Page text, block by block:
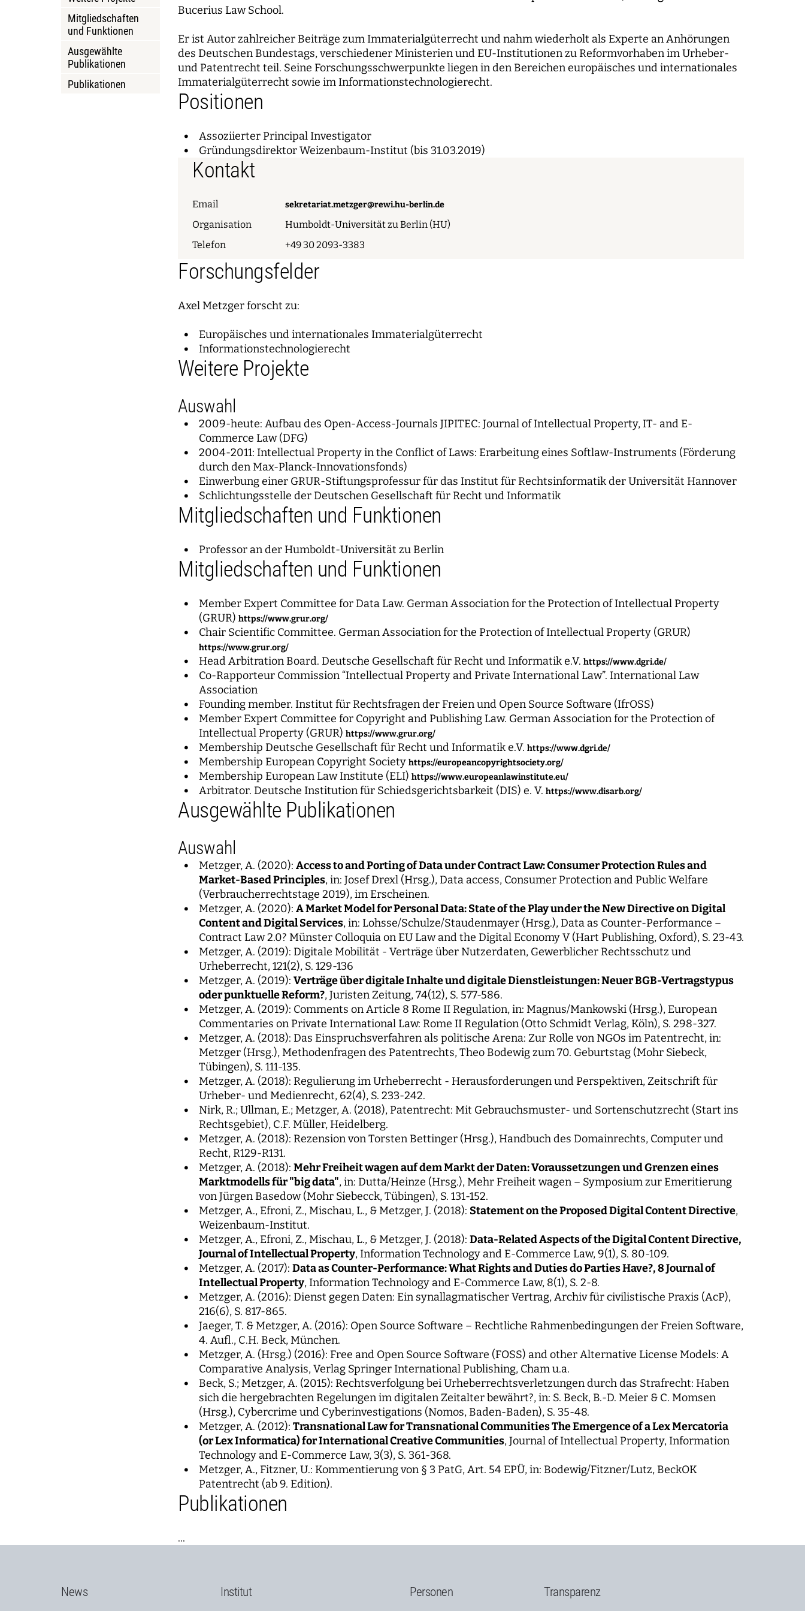
Mitgliedschaften
und Funktionen
Ausgewählte
Publikationen
Publikationen
Bucerius Law School.
Er ist Autor zahlreicher Beiträge zum Immaterialgüterrecht und nahm wiederholt als Experte an Anhörungen
des Deutschen Bundestags, verschiedener Ministerien und EU-Institutionen zu Reformvorhaben im Urheber-
und Patentrecht teil. Seine Forschungsschwerpunkte liegen in den Bereichen europäisches und internationales
Immaterialgüterrecht sowie im Informationstechnologierecht.
Positionen
Assoziierter Principal Investigator
Gründungsdirektor Weizenbaum-Institut (bis 31.03.2019)
Kontakt
Email sekretariat.metzger@rewi.hu-berlin.de
Organisation
Humboldt-Universität zu Berlin (HU)
Telefon
+49 30 2093-3383
Forschungsfelder
Axel Metzger forscht zu:
Europäisches und internationales Immaterialgüterrecht
Informationstechnologierecht
Weitere Projekte
Auswahl
2009-heute: Aufbau des Open-Access-Journals JIPITEC: Journal of Intellectual Property, IT- and E-
Commerce Law (DFG)
2004-2011: Intellectual Property in the Conflict of Laws: Erarbeitung eines Softlaw-Instruments (Förderung
durch den Max-Planck-Innovationsfonds)
Einwerbung einer GRUR-Stiftungsprofessur für das Institut für Rechtsinformatik der Universität Hannover
Schlichtungsstelle der Deutschen Gesellschaft für Recht und Informatik
Mitgliedschaften und Funktionen
Professor an der Humboldt-Universität zu Berlin
Mitgliedschaften und Funktionen
Member Expert Committee for Data Law. German Association for the Protection of Intellectual Property
(GRUR) https://www.grur.org/
Chair Scientific Committee. German Association for the Protection of Intellectual Property (GRUR)
https://www.grur.org/
Head Arbitration Board. Deutsche Gesellschaft für Recht und Informatik e.V. https://www.dgri.de/
Co-Rapporteur Commission “Intellectual Property and Private International Law”. International Law
Association
Founding member. Institut für Rechtsfragen der Freien und Open Source Software (IfrOSS)
Member Expert Committee for Copyright and Publishing Law. German Association for the Protection of
Intellectual Property (GRUR) https://www.grur.org/
Membership Deutsche Gesellschaft für Recht und Informatik e.V. https://www.dgri.de/
Membership European Copyright Society https://europeancopyrightsociety.org/
Membership European Law Institute (ELI) https://www.europeanlawinstitute.eu/
Arbitrator. Deutsche Institution für Schiedsgerichtsbarkeit (DIS) e. V. https://www.disarb.org/
Ausgewählte Publikationen
Auswahl
Metzger, A. (2020): Access to and Porting of Data under Contract Law: Consumer Protection Rules and
Market-Based Principles, in: Josef Drexl (Hrsg.), Data access, Consumer Protection and Public Welfare
(Verbraucherrechtstage 2019), im Erscheinen.
Metzger, A. (2020): A Market Model for Personal Data: State of the Play under the New Directive on Digital
Content and Digital Services, in: Lohsse/Schulze/Staudenmayer (Hrsg.), Data as Counter-Performance –
Contract Law 2.0? Münster Colloquia on EU Law and the Digital Economy V (Hart Publishing, Oxford), S. 23-43.
Metzger, A. (2019): Digitale Mobilität - Verträge über Nutzerdaten, Gewerblicher Rechtsschutz und
Urheberrecht, 121(2), S. 129-136
Metzger, A. (2019): Verträge über digitale Inhalte und digitale Dienstleistungen: Neuer BGB-Vertragstypus
oder punktuelle Reform?, Juristen Zeitung, 74(12), S. 577-586.
Metzger, A. (2019): Comments on Article 8 Rome II Regulation, in: Magnus/Mankowski (Hrsg.), European
Commentaries on Private International Law: Rome II Regulation (Otto Schmidt Verlag, Köln), S. 298-327.
Metzger, A. (2018): Das Einspruchsverfahren als politische Arena: Zur Rolle von NGOs im Patentrecht, in:
Metzger (Hrsg.), Methodenfragen des Patentrechts, Theo Bodewig zum 70. Geburtstag (Mohr Siebeck,
Tübingen), S. 111-135.
Metzger, A. (2018): Regulierung im Urheberrecht - Herausforderungen und Perspektiven, Zeitschrift für
Urheber- und Medienrecht, 62(4), S. 233-242.
Nirk, R.; Ullman, E.; Metzger, A. (2018), Patentrecht: Mit Gebrauchsmuster- und Sortenschutzrecht (Start ins
Rechtsgebiet), C.F. Müller, Heidelberg.
Metzger, A. (2018): Rezension von Torsten Bettinger (Hrsg.), Handbuch des Domainrechts, Computer und
Recht, R129-R131.
Metzger, A. (2018): Mehr Freiheit wagen auf dem Markt der Daten: Voraussetzungen und Grenzen eines
Marktmodells für "big data", in: Dutta/Heinze (Hrsg.), Mehr Freiheit wagen – Symposium zur Emeritierung
von Jürgen Basedow (Mohr Siebecck, Tübingen), S. 131-152.
Metzger, A., Efroni, Z., Mischau, L., & Metzger, J. (2018): Statement on the Proposed Digital Content Directive,
Weizenbaum-Institut.
Metzger, A., Efroni, Z., Mischau, L., & Metzger, J. (2018): Data-Related Aspects of the Digital Content Directive,
Journal of Intellectual Property, Information Technology and E-Commerce Law, 9(1), S. 80-109.
Metzger, A. (2017): Data as Counter-Performance: What Rights and Duties do Parties Have?, 8 Journal of
Intellectual Property, Information Technology and E-Commerce Law, 8(1), S. 2-8.
Metzger, A. (2016): Dienst gegen Daten: Ein synallagmatischer Vertrag, Archiv für civilistische Praxis (AcP),
216(6), S. 817-865.
Jaeger, T. & Metzger, A. (2016): Open Source Software – Rechtliche Rahmenbedingungen der Freien Software,
4. Aufl., C.H. Beck, München.
Metzger, A. (Hrsg.) (2016): Free and Open Source Software (FOSS) and other Alternative License Models: A
Comparative Analysis, Verlag Springer International Publishing, Cham u.a.
Beck, S.; Metzger, A. (2015): Rechtsverfolgung bei Urheberrechtsverletzungen durch das Strafrecht: Haben
sich die hergebrachten Regelungen im digitalen Zeitalter bewährt?, in: S. Beck, B.-D. Meier & C. Momsen
(Hrsg.), Cybercrime und Cyberinvestigations (Nomos, Baden-Baden), S. 35-48.
Metzger, A. (2012): Transnational Law for Transnational Communities The Emergence of a Lex Mercatoria
(or Lex Informatica) for International Creative Communities, Journal of Intellectual Property, Information
Technology and E-Commerce Law, 3(3), S. 361-368.
Metzger, A., Fitzner, U.: Kommentierung von § 3 PatG, Art. 54 EPÜ, in: Bodewig/Fitzner/Lutz, BeckOK
Patentrecht (ab 9. Edition).
Publikationen
...
News Institut Personen Transparenz